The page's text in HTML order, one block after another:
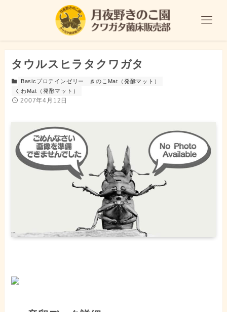
タウルスヒラタクワガタ
Basicプロテインゼリー
きのこMat（発酵マット）
くわMat（発酵マット）
2007年4月12日